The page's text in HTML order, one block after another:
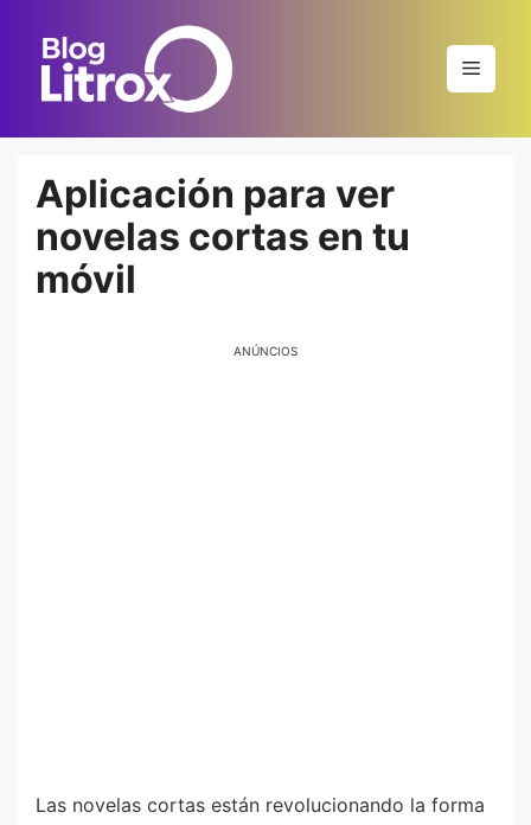
contenido
Menú
Aplicación para ver
novelas cortas en tu
móvil
ANÚNCIOS
Las novelas cortas están revolucionando la forma